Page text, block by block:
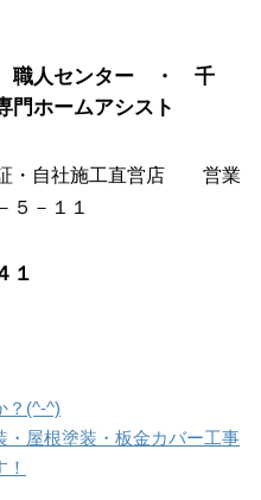
職人センター ・ 千
門ホームアシスト
証・自社施工直営店 営業
５－１１
１
？(^-^)
・屋根塗装・板金カバー工事